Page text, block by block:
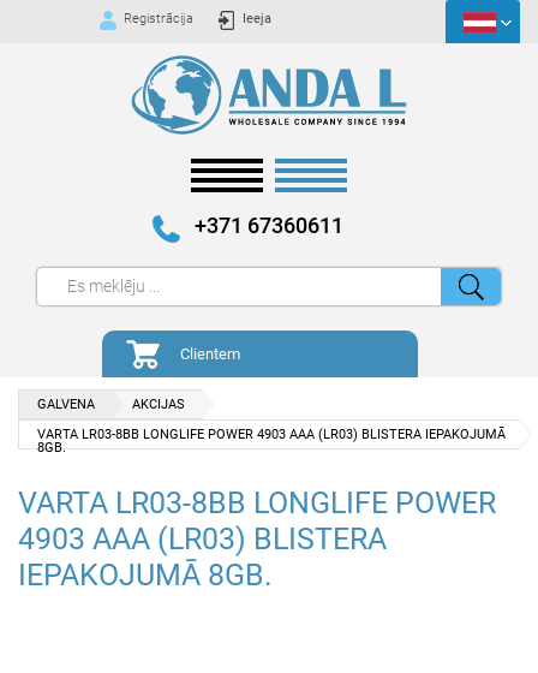
Registrācija Ieeja
+371 67360611
Clientem
GALVENA
AKCIJAS
VARTA LR03-8BB LONGLIFE POWER 4903 AAA (LR03) BLISTERA IEPAKOJUMĀ
8GB.
VARTA LR03-8BB LONGLIFE POWER
4903 AAA (LR03) BLISTERA
IEPAKOJUMĀ 8GB.